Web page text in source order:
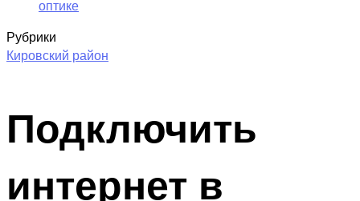
оптике
Рубрики
Кировский район
Подключить
интернет в